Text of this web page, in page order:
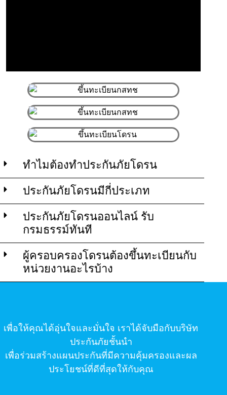
ทำไมต้องทำประกันภัยโดรน
ประกันภัยโดรนมีกี่ประเภท
ประกันภัยโดรนออนไลน์ รับ
กรมธรรม์ทันที
ผู้ครอบครองโดรนต้องขึ้นทะเบียนกับ
หน่วยงานอะไรบ้าง
เพื่อให้คุณได้อุ่นใจและมั่นใจ เราได้จับมือกับบริษัท
ประกันภัยชั้นนำ
เพื่อร่วมสร้างแผนประกันที่มีความคุ้มครองและผล
ประโยชน์ที่ดีที่สุดให้กับคุณ